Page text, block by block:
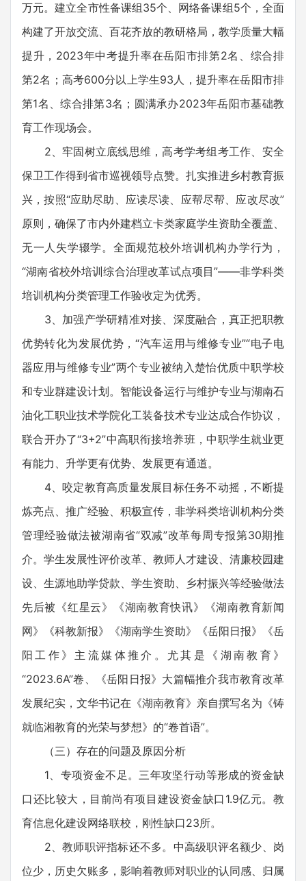
万元。建立全市性备课组35个、网络备课组5个，全面
构建了开放交流、百花齐放的教研格局，教学质量大幅
提升，2023年中考提升率在岳阳市排第2名、综合排
第2名；高考600分以上学生93人，提升率在岳阳市排
第1名、综合排第3名；圆满承办2023年岳阳市基础教
育工作现场会。
2、牢固树立底线思维，高考学考组考工作、安全
保卫工作得到省市巡视领导点赞。扎实推进乡村教育振
兴，按照“应助尽助、应读尽读、应帮尽帮、应改尽改”
原则，确保了市内外建档立卡类家庭学生资助全覆盖、
无一人失学辍学。全面规范校外培训机构办学行为，
“湖南省校外培训综合治理改革试点项目”——非学科类
培训机构分类管理工作验收定为优秀。
3、加强产学研精准对接、深度融合，真正把职教
优势转化为发展优势，“汽车运用与维修专业”“电子电
器应用与维修专业”两个专业被纳入楚怡优质中职学校
和专业群建设计划。智能设备运行与维护专业与湖南石
油化工职业技术学院化工装备技术专业达成合作协议，
联合开办了“3+2”中高职衔接培养班，中职学生就业更
有能力、升学更有优势、发展更有通道。
4、咬定教育高质量发展目标任务不动摇，不断提
炼亮点、推广经验、积极宣传，非学科类培训机构分类
管理经验做法被湖南省“双减”改革每周专报第30期推
介。学生发展性评价改革、教师人才建设、清廉校园建
设、生源地助学贷款、学生资助、乡村振兴等经验做法
先后被《红星云》《湖南教育快讯》《湖南教育新闻
网》《科教新报》《湖南学生资助》《岳阳日报》《岳
阳工作》主流媒体推介。尤其是《湖南教育》
“2023.6A”卷、《岳阳日报》大篇幅推介我市教育改革
发展纪实，文华书记在《湖南教育》亲自撰写名为《铸
就临湘教育的光荣与梦想》的“卷首语”。
（三）存在的问题及原因分析
1、专项资金不足。三年攻坚行动等形成的资金缺
口还比较大，目前尚有项目建设资金缺口1.9亿元。教
育信息化建设网络联校，刚性缺口23所。
2、教师职评指标还不多。中高级职评名额少、岗
位少，历史欠账多，影响着教师对职业的认同感、归属